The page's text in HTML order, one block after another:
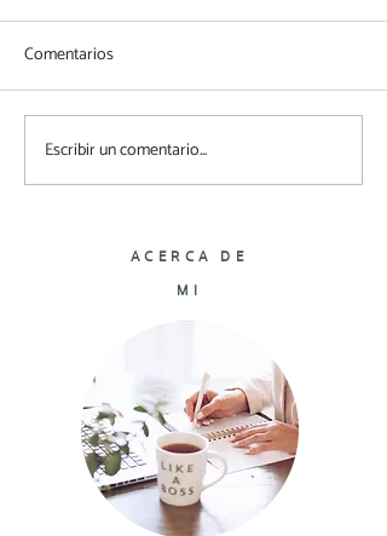
EL REFLEJO DEL
DESORDEN
Comentarios
Escribir un comentario...
ACERCA DE
MI